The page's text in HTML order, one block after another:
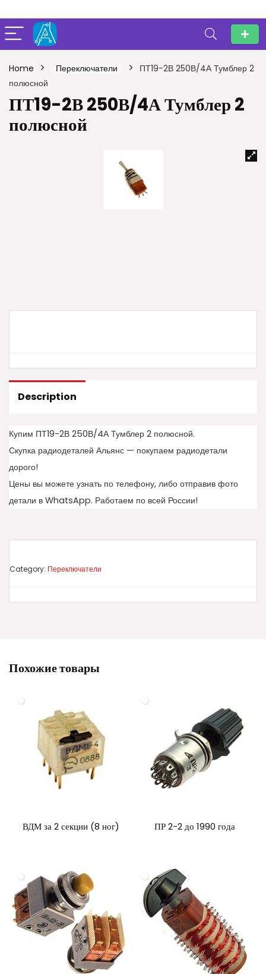
Home Переключатели
ПТ19-2В 250В/4А Тумблер 2
полюсной
ПТ19-2В 250В/4А Тумблер 2
полюсной
Description
Купим ПТ19-2В 250В/4А Тумблер 2 полюсной.
Скупка радиодеталей Альянс — покупаем радиодетали
дорого!
Цены вы можете узнать по телефону, либо отправив фото
детали в WhatsApp. Работаем по всей России!
Category: Переключатели
Похожие товары
ВДМ за 2 секции (8 ног) ПР 2-2 до 1990 года